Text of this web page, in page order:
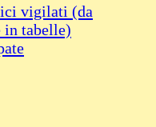
vigilati (da
in tabelle)